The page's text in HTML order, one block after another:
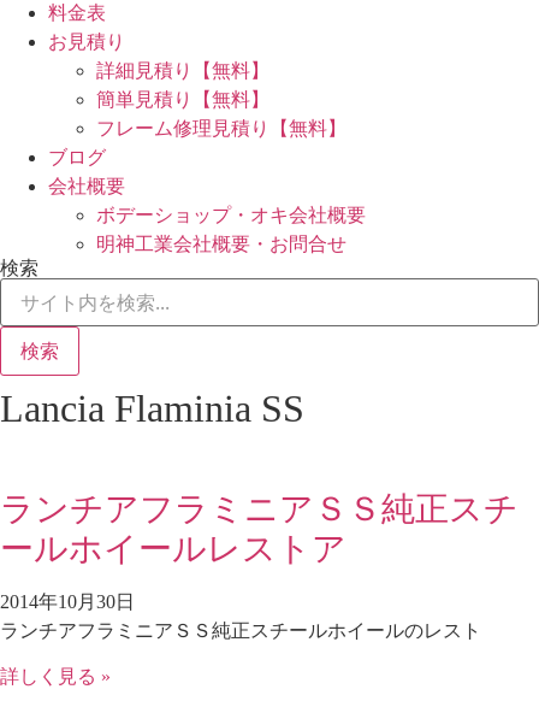
料金表
お見積り
詳細見積り【無料】
簡単見積り【無料】
フレーム修理見積り【無料】
ブログ
会社概要
ボデーショップ・オキ会社概要
明神工業会社概要・お問合せ
検索
検索
Lancia Flaminia SS
ランチアフラミニアＳＳ純正スチ
ールホイールレストア
2014年10月30日
ランチアフラミニアＳＳ純正スチールホイールのレスト
詳しく見る »